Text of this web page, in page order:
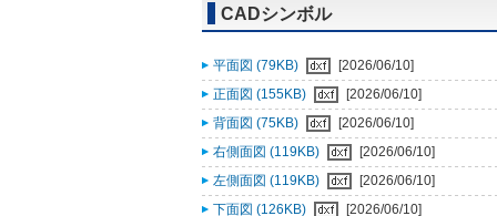
CADシンボル
平面図 (79KB)
[2026/06/10]
正面図 (155KB)
[2026/06/10]
背面図 (75KB)
[2026/06/10]
右側面図 (119KB)
[2026/06/10]
左側面図 (119KB)
[2026/06/10]
下面図 (126KB)
[2026/06/10]